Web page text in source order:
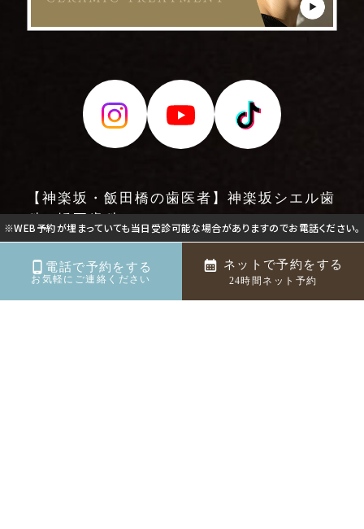
【神楽坂・飯田橋の歯医者】神楽坂シエル歯
科・矯正歯科
〒162-0825
東京都新宿区神楽坂５丁目34番地1
ディアライフ神楽坂 4階
※WEB予約が埋まっていても当日受診可能な場合がありますのでお電話ください。
電話で予約をする
お気軽にご連絡ください
ネットで予約をする
24時間ネット予約